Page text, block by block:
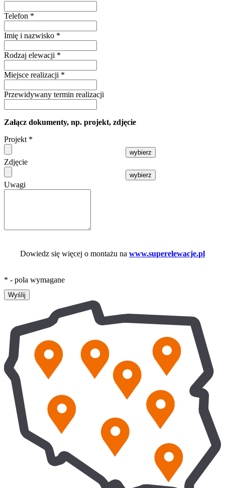
Telefon *
Imię i nazwisko *
Rodzaj elewacji *
Miejsce realizacji *
Przewidywany termin realizacji
Załącz dokumenty, np. projekt, zdjęcie
Projekt *
wybierz
Zdjęcie
wybierz
Uwagi
Dowiedz się więcej o montażu na www.superelewacje.pl
* - pola wymagane
Wyślij